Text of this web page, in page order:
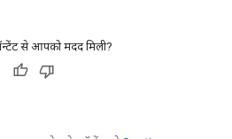
से आपको मदद मिली?